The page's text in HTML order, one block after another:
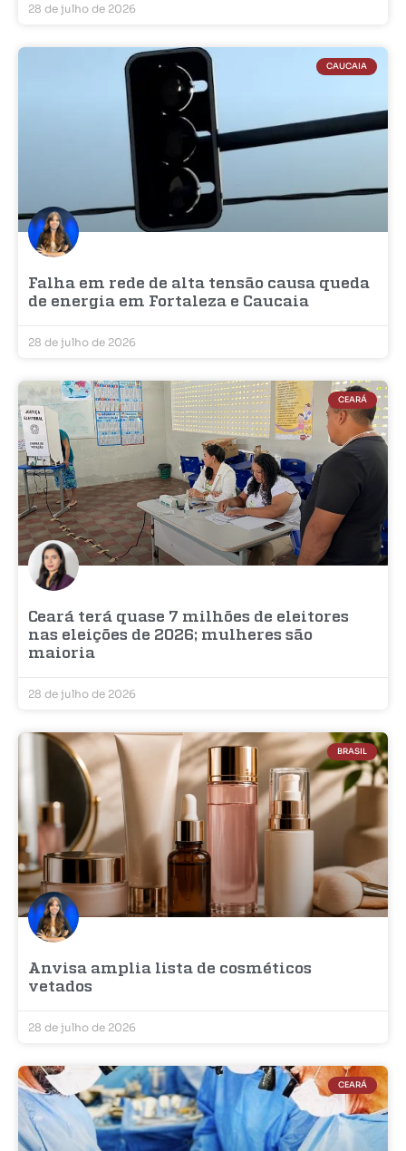
28 de julho de 2026
CAUCAIA
Falha em rede de alta tensão causa queda
de energia em Fortaleza e Caucaia
28 de julho de 2026
CEARÁ
Ceará terá quase 7 milhões de eleitores
nas eleições de 2026; mulheres são
maioria
28 de julho de 2026
BRASIL
Anvisa amplia lista de cosméticos
vetados
28 de julho de 2026
CEARÁ